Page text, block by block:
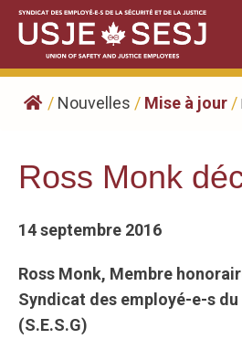
Skip
content
/ Nouvelles / Mise à jour /
Ross Monk
14 septembre 2016
Ross Monk, Membre
Syndicat des employé-e-s
(S.E.S.G)